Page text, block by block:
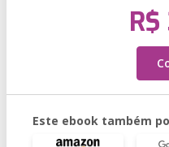
Este ebook também